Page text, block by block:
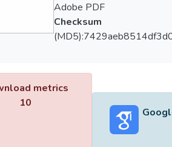
Adobe PDF
Checksum
metrics
10